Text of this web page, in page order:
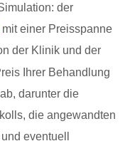
der
mit einer Preisspanne
der Klinik und der
Ihrer Behandlung
darunter die
die angewandten
eventuell